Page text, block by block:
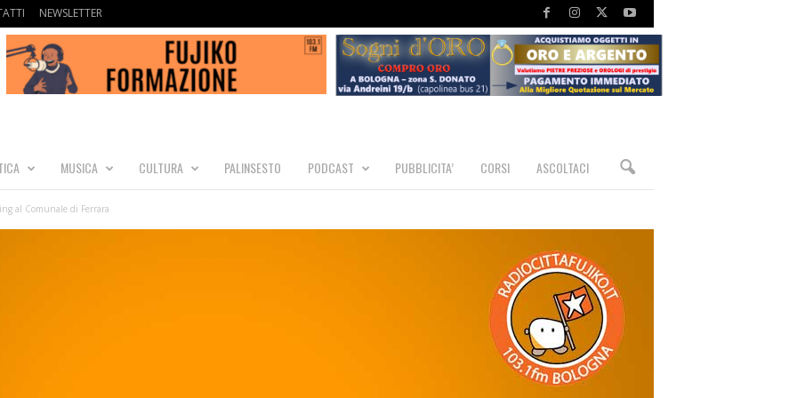
NEWSLETTER
MUSICA CULTURA PALINSESTO PODCAST PUBBLICITA’ CORSI ASCOLTACI
al Comunale di Ferrara